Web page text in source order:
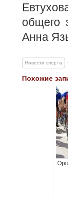
общего
Анна
Новости спорта
Похожие